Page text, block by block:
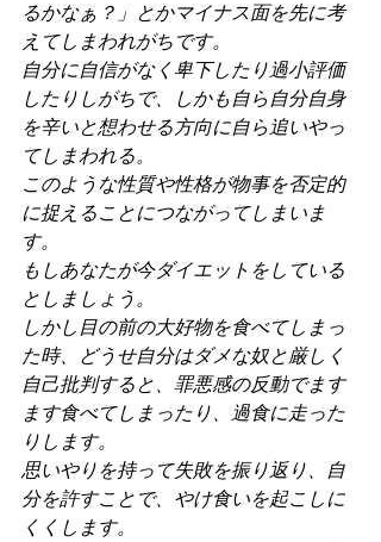
るかなぁ？」とかマイナス面を先に考
えてしまわれがちです。
自分に自信がなく卑下したり過小評価
したりしがちで、しかも自ら自分自身
を辛いと想わせる方向に自ら追いやっ
てしまわれる。
このような性質や性格が物事を否定的
に捉えることにつながってしまいま
す。
もしあなたが今ダイエットをしている
としましょう。
しかし目の前の大好物を食べてしまっ
た時、どうせ自分はダメな奴と厳しく
自己批判すると、罪悪感の反動でます
ます食べてしまったり、過食に走った
りします。
思いやりを持って失敗を振り返り、自
分を許すことで、やけ食いを起こしに
くくします。